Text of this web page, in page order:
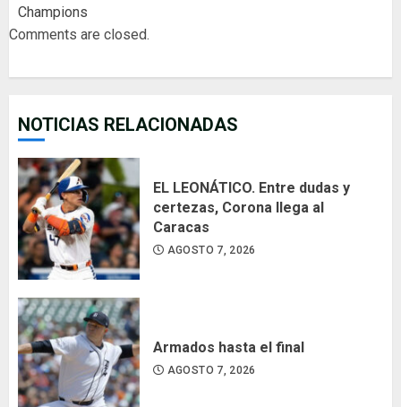
Champions
Comments are closed.
NOTICIAS RELACIONADAS
EL LEONÁTICO. Entre dudas y
certezas, Corona llega al
Caracas
AGOSTO 7, 2026
Armados hasta el final
AGOSTO 7, 2026